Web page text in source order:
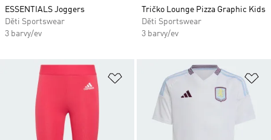
ESSENTIALS Joggers
Děti Sportswear
3 barvy/ev
Tričko Lounge Pizza Graphic Kids
Děti Sportswear
3 barvy/ev
Přidat do seznamu přání